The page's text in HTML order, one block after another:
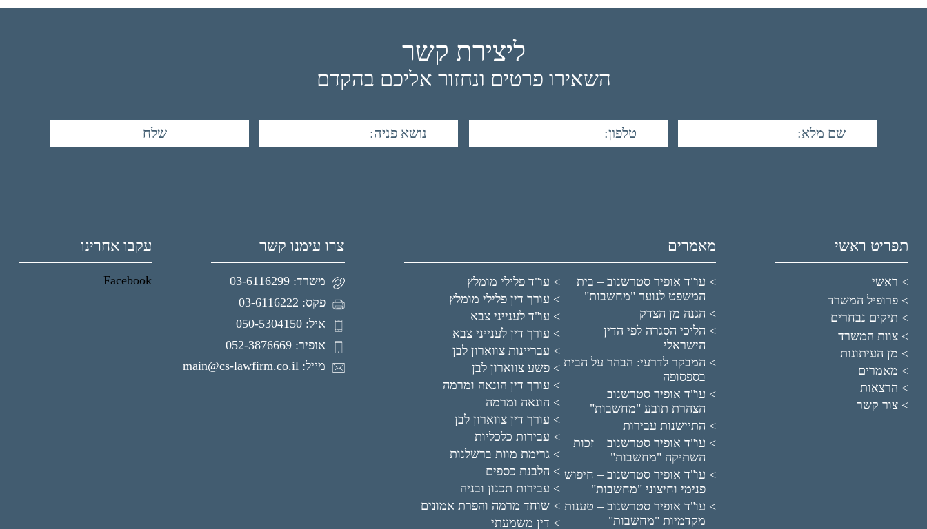
ליצירת קשר
השאירו פרטים ונחזור אליכם בהקדם
תפריט ראשי
ראשי
פרופיל המשרד
תיקים נבחרים
צוות המשרד
מן העיתונות
מאמרים
הרצאות
צור קשר
מאמרים
עו"ד אופיר סטרשנוב – בית
המשפט לנוער "מחשבות"
הגנה מן הצדק
הליכי הסגרה לפי הדין
הישראלי
המבקר לדרעי: הבהר על הבית
בספסופה
עו"ד אופיר סטרשנוב –
הצהרת תובע "מחשבות"
התיישנות עבירות
עו"ד אופיר סטרשנוב – זכות
השתיקה "מחשבות"
עו"ד אופיר סטרשנוב – חיפוש
פנימי וחיצוני "מחשבות"
עו"ד אופיר סטרשנוב – טענות
מקדמיות "מחשבות"
עו"ד פלילי מומלץ
עורך דין פלילי מומלץ
עו"ד לענייני צבא
עורך דין לענייני צבא
עבריינות צווארון לבן
פשע צווארון לבן
עורך דין הונאה ומרמה
הונאה ומרמה
עורך דין צווארון לבן
עבירות כלכליות
גרימת מוות ברשלנות
הלבנת כספים
עבירות תכנון ובניה
שוחד מרמה והפרת אמונים
דין משמעתי
צרו עימנו קשר
משרד: 03-6116299
פקס: 03-6116222
איל: 050-5304150
אופיר: 052-3876669
מייל: main@cs-lawfirm.co.il
עקבו אחרינו
Facebook